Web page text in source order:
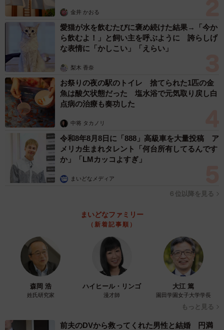
金井 かおる
愛猫が水を飲むたびに褒め続けた結果→「今か
ら飲むよ！」と飼い主を呼ぶように 誇らしげ
な表情に「かしこい」「えらい」
梨木 香奈
お祭りの夜の駅のトイレ 捨てられた1匹の金
魚は酸欠状態だった 塩水浴で元気取り戻し白
点病の治療も奏功した
中将 タカノリ
令和8年8月8日に「888」高級車を大量投稿 ア
メリカ生まれタレント「何台所有してるんです
か」「LMカッコよすぎ」
まいどなメディア
６位以降を見る
まいどなファミリー
（新着記事順）
森岡 浩
姓氏研究家
ハイヒール・リンゴ
漫才師
大江 篤
園田学園女子大学学長
もっと見る
前夫のDVから救ってくれた男性と結婚 円満